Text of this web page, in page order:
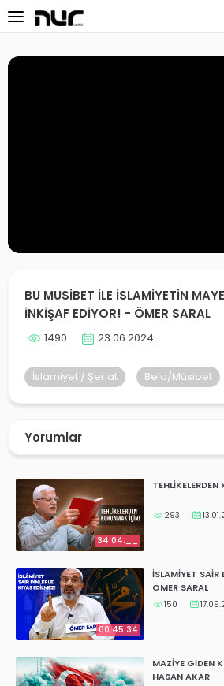
Dersler
BU MUSİBET İLE İSLAMİYETİN
İNKİŞAF EDİYOR! - ÖMER SARAL
1490 23.06.2024
İslamiyet / Şeriat Bela/Müsibet
Yorumlar
34:04:__
293
00:45:34
İSLAMİYET SAİR
ÖMER SARAL
150
MAZİYE GİDEN
HASAN AKAR